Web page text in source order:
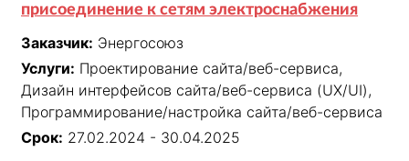
присоединение к сетям электроснабжения
Заказчик: Энергосоюз
Услуги: Проектирование сайта/веб-сервиса,
Дизайн интерфейсов сайта/веб-сервиса (UX/UI),
Программирование/настройка сайта/веб-сервиса
Срок: 27.02.2024 - 30.04.2025